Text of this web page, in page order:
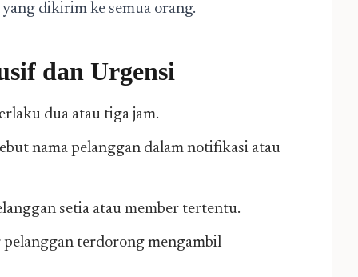
dikirim ke semua orang.
dan Urgensi
dua atau tiga jam.
nama pelanggan dalam notifikasi atau
setia atau member tertentu.
terdorong mengambil